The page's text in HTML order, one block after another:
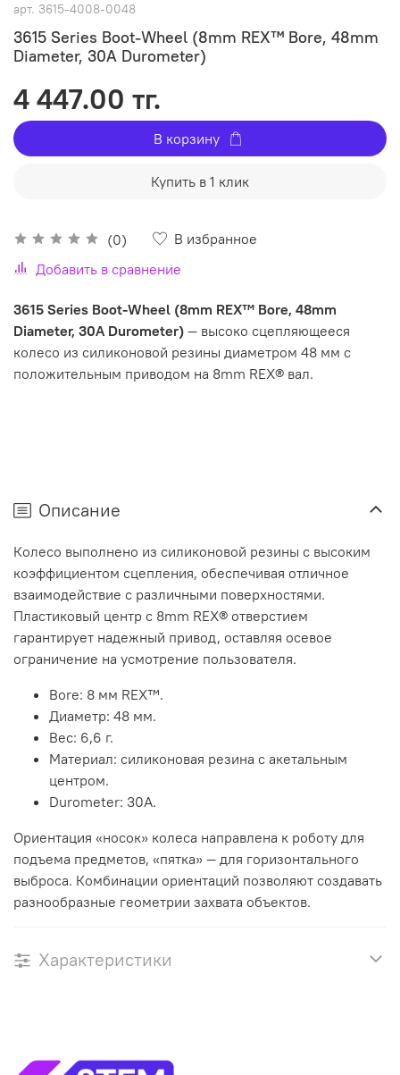
арт. 3615-4008-0048
3615 Series Boot-Wheel (8mm REX™ Bore, 48mm
Diameter, 30A Durometer)
(0)
В избранное
Добавить в сравнение
4 447.00 тг.
В корзину
Купить в 1 клик
3615 Series Boot-Wheel (8mm REX™ Bore, 48mm
Diameter, 30A Durometer) — высоко сцепляющееся
колесо из силиконовой резины диаметром 48 мм с
положительным приводом на 8mm REX® вал.
Описание
Колесо выполнено из силиконовой резины с высоким
коэффициентом сцепления, обеспечивая отличное
взаимодействие с различными поверхностями.
Пластиковый центр с 8mm REX® отверстием
гарантирует надежный привод, оставляя осевое
ограничение на усмотрение пользователя.
Bore: 8 мм REX™.
Диаметр: 48 мм.
Вес: 6,6 г.
Материал: силиконовая резина с акетальным
центром.
Durometer: 30A.
Ориентация «носок» колеса направлена к роботу для
подъема предметов, «пятка» — для горизонтального
выброса. Комбинации ориентаций позволяют создавать
разнообразные геометрии захвата объектов.
Характеристики